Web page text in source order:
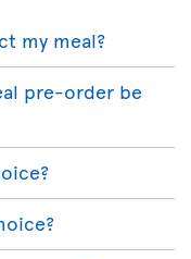
my meal?
pre-order be